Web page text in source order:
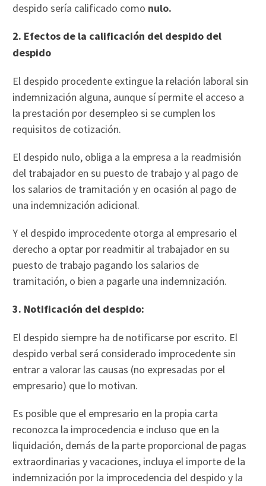
despido sería calificado como nulo.
2. Efectos de la calificación del despido del
despido
El despido procedente extingue la relación laboral sin
indemnización alguna, aunque sí permite el acceso a
la prestación por desempleo si se cumplen los
requisitos de cotización.
El despido nulo, obliga a la empresa a la readmisión
del trabajador en su puesto de trabajo y al pago de
los salarios de tramitación y en ocasión al pago de
una indemnización adicional.
Y el despido improcedente otorga al empresario el
derecho a optar por readmitir al trabajador en su
puesto de trabajo pagando los salarios de
tramitación, o bien a pagarle una indemnización.
3. Notificación del despido:
El despido siempre ha de notificarse por escrito. El
despido verbal será considerado improcedente sin
entrar a valorar las causas (no expresadas por el
empresario) que lo motivan.
Es posible que el empresario en la propia carta
reconozca la improcedencia e incluso que en la
liquidación, demás de la parte proporcional de pagas
extraordinarias y vacaciones, incluya el importe de la
indemnización por la improcedencia del despido y la